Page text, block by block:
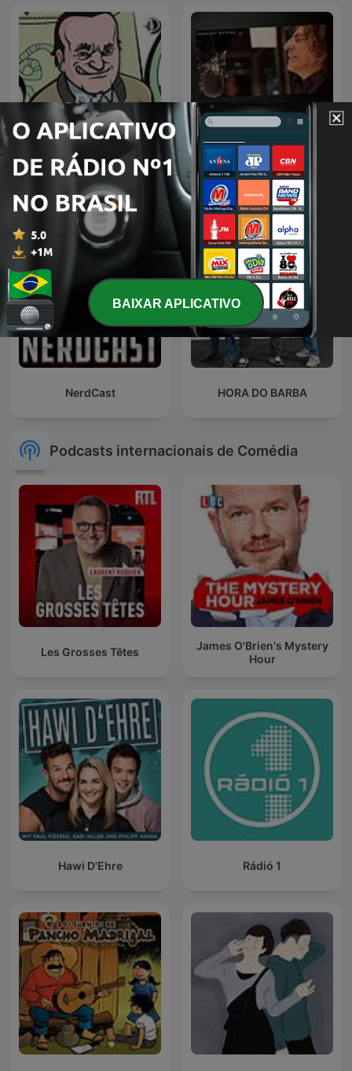
Dr. Pimpolho
La Venganza Será Terrible
(oficial)
NerdCast HORA DO BARBA
Podcasts internacionais de Comédia
Les Grosses Têtes
James O'Brien's Mystery
Hour
Hawi D'Ehre Rádió 1
BAIXAR APLICATIVO